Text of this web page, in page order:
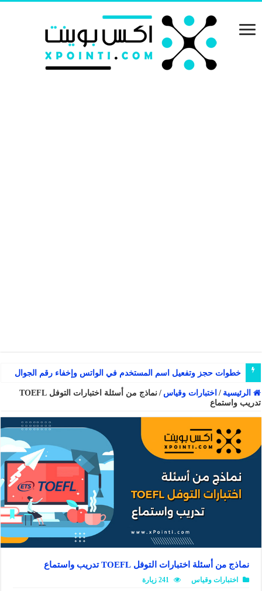
خطوات حجز وتفعيل اسم المستخدم في الواتس وإخفاء رقم الجوال
الرئيسية / اختبارات وقياس /
نماذج من أسئلة اختبارات التوفل TOEFL
تدريب واستماع
نماذج من أسئلة اختبارات التوفل TOEFL تدريب واستماع
اختبارات وقياس 241 زيارة